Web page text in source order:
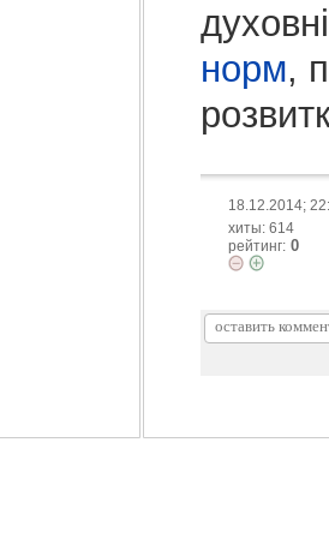
норм,
18.12.2014;
хиты: 614
рейтинг: 0